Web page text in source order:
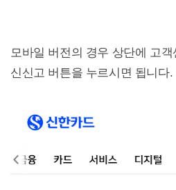
모바일 버전의 경우 상단에 고
신신고 버튼을 누르시면 됩니다.